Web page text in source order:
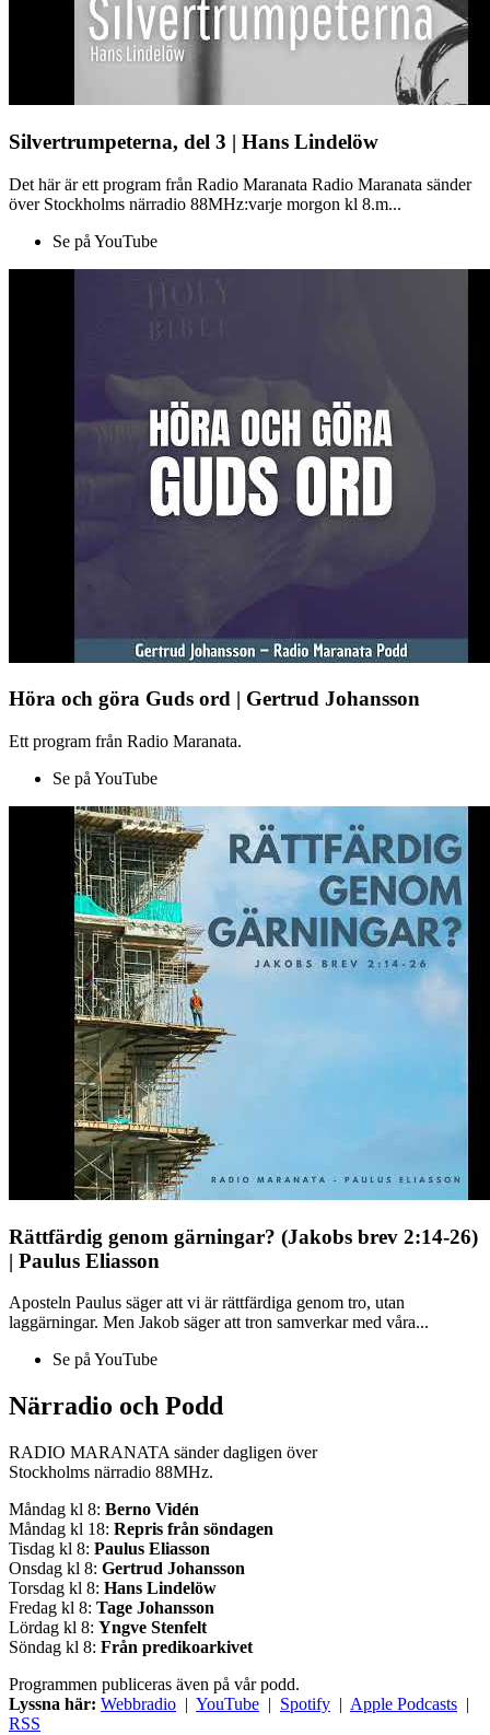
Silvertrumpeterna, del 3 | Hans Lindelöw
Det här är ett program från Radio Maranata Radio Maranata sänder
över Stockholms närradio 88MHz:varje morgon kl 8.m...
Se på YouTube
Höra och göra Guds ord | Gertrud Johansson
Ett program från Radio Maranata.
Se på YouTube
Rättfärdig genom gärningar? (Jakobs brev 2:14-26)
| Paulus Eliasson
Aposteln Paulus säger att vi är rättfärdiga genom tro, utan
laggärningar. Men Jakob säger att tron samverkar med våra...
Se på YouTube
Närradio och Podd
RADIO MARANATA sänder dagligen över
Stockholms närradio 88MHz.
Måndag kl 8: Berno Vidén
Måndag kl 18: Repris från söndagen
Tisdag kl 8: Paulus Eliasson
Onsdag kl 8: Gertrud Johansson
Torsdag kl 8: Hans Lindelöw
Fredag kl 8: Tage Johansson
Lördag kl 8: Yngve Stenfelt
Söndag kl 8: Från predikoarkivet
Programmen publiceras även på vår podd.
Lyssna här: Webbradio | YouTube | Spotify | Apple Podcasts |
RSS